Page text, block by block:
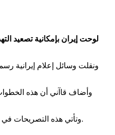
لوحت إيران بإمكانية تصعيد
ونقلت وسائل إعلام إيرانية
وأضاف قاآني أن هذه
وتأتي هذه التصريحات في ظل استمرار التوترات الإقليمية واتساع دائرة الصراع في المنطقة، وسط اضطراب عالمي في الطاقة بسبب الهجمات الإيرانية والعراقيل على السفن التي تعبر مضيق هرمز.